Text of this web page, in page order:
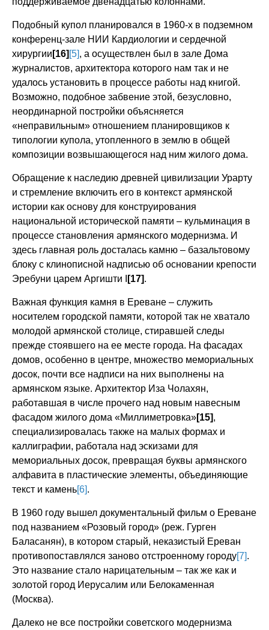
Подобный купол планировался в 1960-х в подземном
конференц-зале НИИ Кардиологии и сердечной
хирургии [16] [5], а осуществлен был в зале Дома
журналистов, архитектора которого нам так и не
удалось установить в процессе работы над книгой.
Возможно, подобное забвение этой, безусловно,
неординарной постройки объясняется
«неправильным» отношением планировщиков к
типологии купола, утопленного в землю в общей
композиции возвышающегося над ним жилого дома.
Обращение к наследию древней цивилизации Урарту
и стремление включить его в контекст армянской
истории как основу для конструирования
национальной исторической памяти – кульминация в
процессе становления армянского модернизма. И
здесь главная роль досталась камню – базальтовому
блоку с клинописной надписью об основании крепости
Эребуни царем Аргишти I
[17].
Важная функция камня в Ереване – служить
носителем городской памяти, которой так не хватало
молодой армянской столице, стиравшей следы
прежде стоявшего на ее месте города. На фасадах
домов, особенно в центре, множество мемориальных
досок, почти все надписи на них выполнены на
армянском языке. Архитектор Иза Чолахян,
работавшая в числе прочего над новым навесным
фасадом жилого дома «Миллиметровка»[15],
специализировалась также на малых формах и
каллиграфии, работала над эскизами для
мемориальных досок, превращая буквы армянского
алфавита в пластические элементы, объединяющие
текст и камень[6].
В 1960 году вышел документальный фильм о Ереване
под названием «Розовый город» (реж. Гурген
Баласанян), в котором старый, неказистый Ереван
противопоставлялся заново отстроенному городу[7].
Это название стало нарицательным – так же как и
золотой город Иерусалим или Белокаменная
(Москва).
Далеко не все постройки советского модернизма